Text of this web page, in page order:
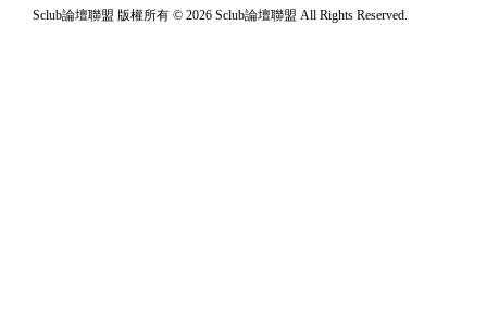
Sclub論壇聯盟 版權所有 © 2026 Sclub論壇聯盟 All Rights Reserved.